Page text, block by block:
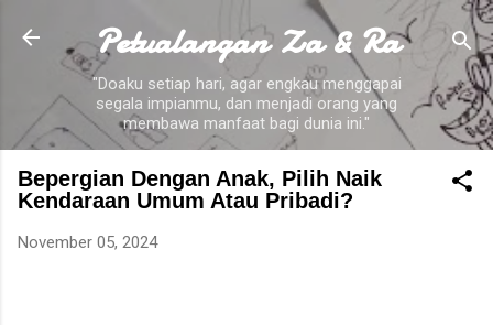
Skip to main content
Petualangan Za & Ra
"Doaku setiap hari, agar engkau menggapai
segala impianmu, dan menjadi orang yang
membawa manfaat bagi dunia ini."
Bepergian Dengan Anak, Pilih Naik
Kendaraan Umum Atau Pribadi?
November 05, 2024